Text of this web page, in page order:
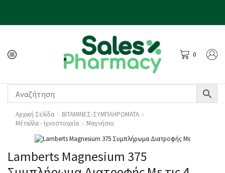
0
Αρχική Σελίδα
ΒΙΤΑΜΙΝΕΣ-ΣΥΜΠΛΗΡΩΜΑΤΑ
Μέταλλα - Ιχνοστοιχεία
Μαγνήσιο
Lamberts Magnesium 375